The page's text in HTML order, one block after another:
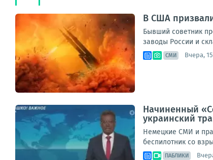
В США
Бывший советник
заводы России и
СМИ Вчера,
Начиненный
украинский
Немецкие СМИ и
беспилотник со
ПАБЛИКИ